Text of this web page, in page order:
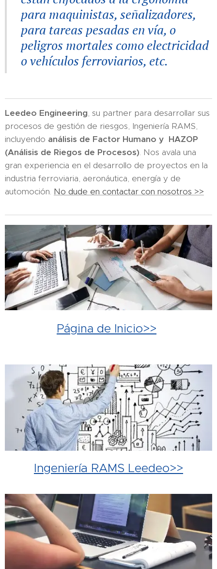
para maquinistas, señalizadores,
para tareas pesadas en vía, o
peligros mortales como electricidad
o vehículos ferroviarios, etc.
Leedeo Engineering, su partner para desarrollar sus
procesos de gestión de riesgos, Ingeniería RAMS,
incluyendo análisis de Factor Humano y HAZOP
(Análisis de Riegos de Procesos). Nos avala una
gran experiencia en el desarrollo de proyectos en la
industria ferroviaria, aeronáutica, energía y de
automoción. No dude en contactar con nosotros >>
Página de Inicio>>
Ingeniería RAMS Leedeo>>